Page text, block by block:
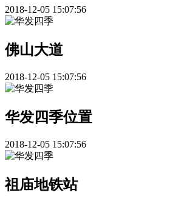
2018-12-05 15:07:56
佛山大道
2018-12-05 15:07:56
华发四季位置
2018-12-05 15:07:56
祖庙地铁站